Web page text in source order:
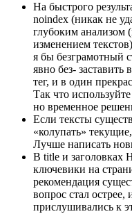
На быстрого
noindex (никак не
глубоким анализом
изменением
я бы безграмотный
явно без- заставить
тег, и в один
Так что
но временное
Если тексты
«колупать»
Лучше написать
В title и заголовках
ключевики на
рекомендация
вопрос стал
прислушивались к